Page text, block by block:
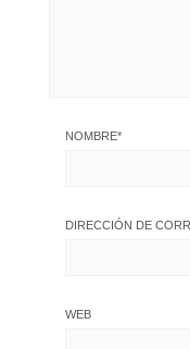
NOMBRE*
DIRECCIÓN DE
WEB